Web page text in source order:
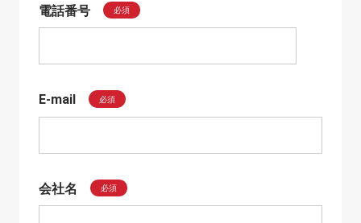
電話番号 必須
E-mail 必須
会社名 必須